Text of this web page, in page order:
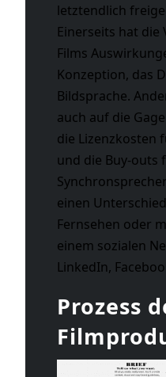
letztendlich
Einerseits hat die
Films
Konzeption, das
Bildsprache.
auch auf die
die Lizenzkosten
und die Buy-outs
einen
Fernsehen oder
einem sozialen
LinkedIn,
Prozess